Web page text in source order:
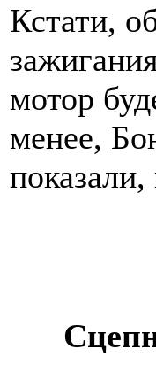
Кстати,
мотор
менее,